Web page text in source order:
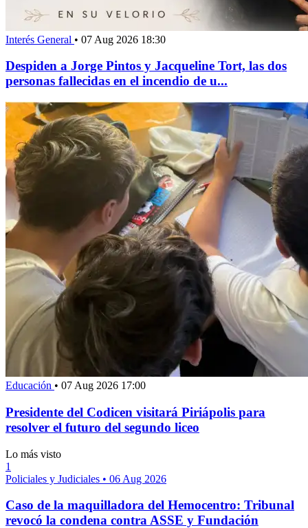
Interés General • 07 Aug 2026 18:30
Despiden a Jorge Pintos y Jacqueline Tort, las dos
personas fallecidas en el incendio de u...
Educación • 07 Aug 2026 17:00
Presidente del Codicen visitará Piriápolis para
resolver el futuro del segundo liceo
Lo más visto
1
Policiales y Judiciales • 06 Aug 2026
Caso de la maquilladora del Hemocentro: Tribunal
revocó la condena contra ASSE y Fundación